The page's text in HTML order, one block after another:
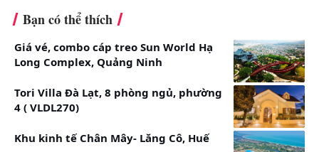
Có bồn tắm lớn.
Sức chứa 02 người
lớn (miễn phí 02 trẻ em
dưới 6 tuổi đi kèm).
Bao gồm buffet sáng,
Bạn có thể thích
Giá vé, combo cáp treo Sun World Hạ
Long Complex, Quảng Ninh
Tori Villa Đà Lạt, 8 phòng ngủ, phường
4 ( VLDL270)
Khu kinh tế Chân Mây- Lăng Cô, Huế